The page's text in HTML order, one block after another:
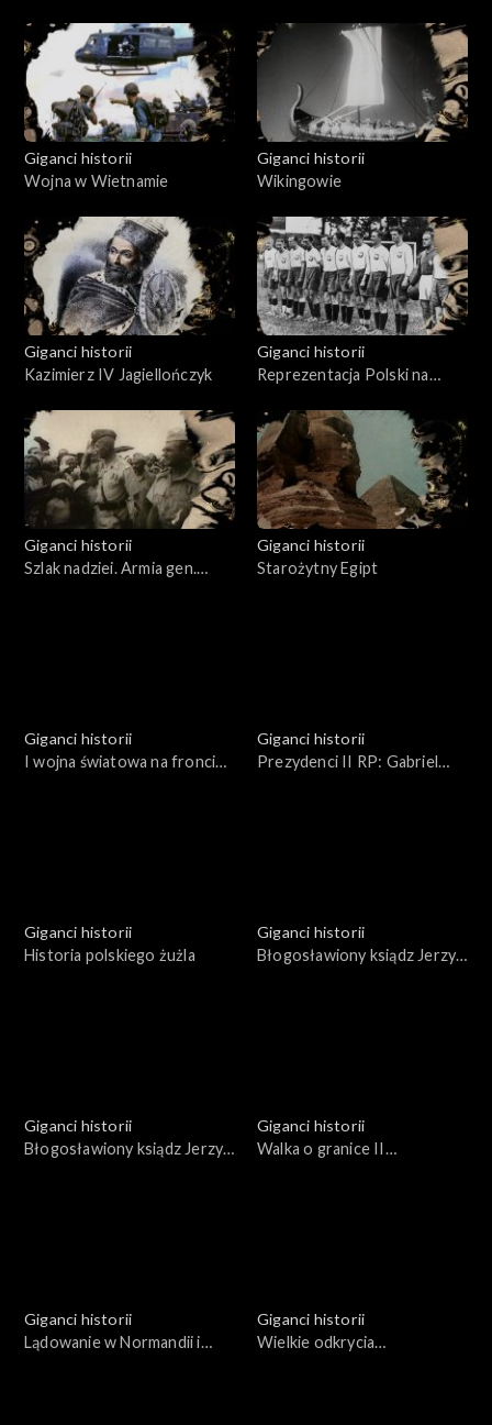
Giganci historii
Wojna w Wietnamie
Giganci historii
Wikingowie
Giganci historii
Kazimierz IV Jagiellończyk
Giganci historii
Reprezentacja Polski na
latach 1938-2022
Giganci historii
Szlak nadziei. Armia gen.
Giganci historii
Starożytny Egipt
Giganci historii
I wojna światowa na froncie
Giganci historii
Prezydenci II RP: Gabriel
Giganci historii
Historia polskiego żużla
Giganci historii
Błogosławiony ksiądz Jerzy
Giganci historii
Błogosławiony ksiądz Jerzy
Giganci historii
Walka o granice II
Giganci historii
Lądowanie w Normandii i
Giganci historii
Wielkie odkrycia